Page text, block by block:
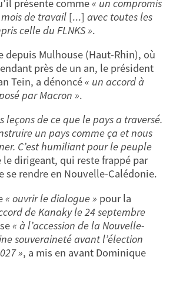
présente comme« un compromis
de travail [...] avec toutes les
celle du FLNKS ».
depuis Mulhouse (Haut-Rhin), où
près de un an, le président
Tein, a dénoncé« un accord à
par Macron ».
leçons de ce que le pays a traversé.
un pays comme ça et nous
C’est humiliant pour le peuple
le dirigeant, qui reste frappé par
se rendre en Nouvelle-Calédonie.
« ouvrir le dialogue » pour la
de Kanaky le 24 septembre
« à l’accession de la Nouvelle-
souveraineté avant l’élection
», a mis en avant Dominique